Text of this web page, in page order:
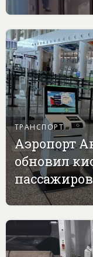
ТРАНСПОРТ
Аэропорт
обновил